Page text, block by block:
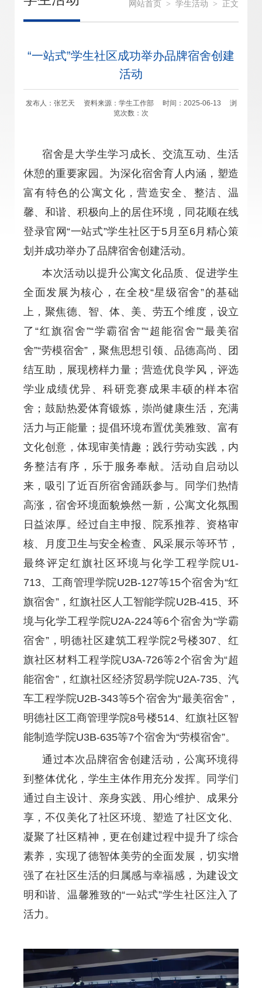
网站首页 > 学生活动 > 正文
“一站式”学生社区成功举办品牌宿舍创建
活动
发布人：张艺天 资料来源：学生工作部 时间：2025-06-13 浏
览次数： 次
宿舍是大学生学习成长、交流互动、生活
休憩的重要家园。为深化宿舍育人内涵，塑造
富有特色的公寓文化，营造安全、整洁、温
馨、和谐、积极向上的居住环境，同花顺在线
登录官网“一站式”学生社区于5月至6月精心策
划并成功举办了品牌宿舍创建活动。
本次活动以提升公寓文化品质、促进学生
全面发展为核心，在全校“星级宿舍”的基础
上，聚焦德、智、体、美、劳五个维度，设立
了“红旗宿舍”“学霸宿舍”“超能宿舍”“最美宿
舍”“劳模宿舍”，聚焦思想引领、品德高尚、团
结互助，展现榜样力量；营造优良学风，评选
学业成绩优异、科研竞赛成果丰硕的样本宿
舍；鼓励热爱体育锻炼，崇尚健康生活，充满
活力与正能量；提倡环境布置优美雅致、富有
文化创意，体现审美情趣；践行劳动实践，内
务整洁有序，乐于服务奉献。活动自启动以
来，吸引了近百所宿舍踊跃参与。同学们热情
高涨，宿舍环境面貌焕然一新，公寓文化氛围
日益浓厚。经过自主申报、院系推荐、资格审
核、月度卫生与安全检查、风采展示等环节，
最终评定红旗社区环境与化学工程学院U1-
713、工商管理学院U2B-127等15个宿舍为“红
旗宿舍”，红旗社区人工智能学院U2B-415、环
境与化学工程学院U2A-224等6个宿舍为“学霸
宿舍”，明德社区建筑工程学院2号楼307、红
旗社区材料工程学院U3A-726等2个宿舍为“超
能宿舍”，红旗社区经济贸易学院U2A-735、汽
车工程学院U2B-343等5个宿舍为“最美宿舍”，
明德社区工商管理学院8号楼514、红旗社区智
能制造学院U3B-635等7个宿舍为“劳模宿舍”。
通过本次品牌宿舍创建活动，公寓环境得
到整体优化，学生主体作用充分发挥。同学们
通过自主设计、亲身实践、用心维护、成果分
享，不仅美化了社区环境、塑造了社区文化、
凝聚了社区精神，更在创建过程中提升了综合
素养，实现了德智体美劳的全面发展，切实增
强了在社区生活的归属感与幸福感，为建设文
明和谐、温馨雅致的“一站式”学生社区注入了
活力。